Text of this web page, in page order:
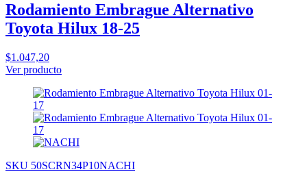
Rodamiento Embrague Alternativo
Toyota Hilux 18-25
$1.047,20
Ver producto
SKU 50SCRN34P10NACHI